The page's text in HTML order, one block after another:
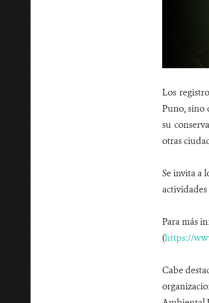
Los
Puno, sino
su
otras
Se invita a
Para más
(https://
Cabe